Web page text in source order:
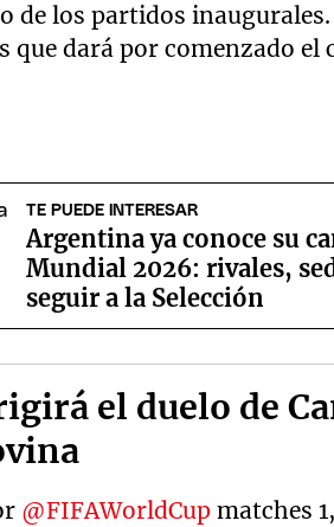
de los partidos inaugurales.
que dará por comenzado el
TE PUEDE INTERESAR
Argentina ya conoce su
Mundial 2026: rivales,
seguir a la Selección
el duelo de
@FIFAWorldCup matches